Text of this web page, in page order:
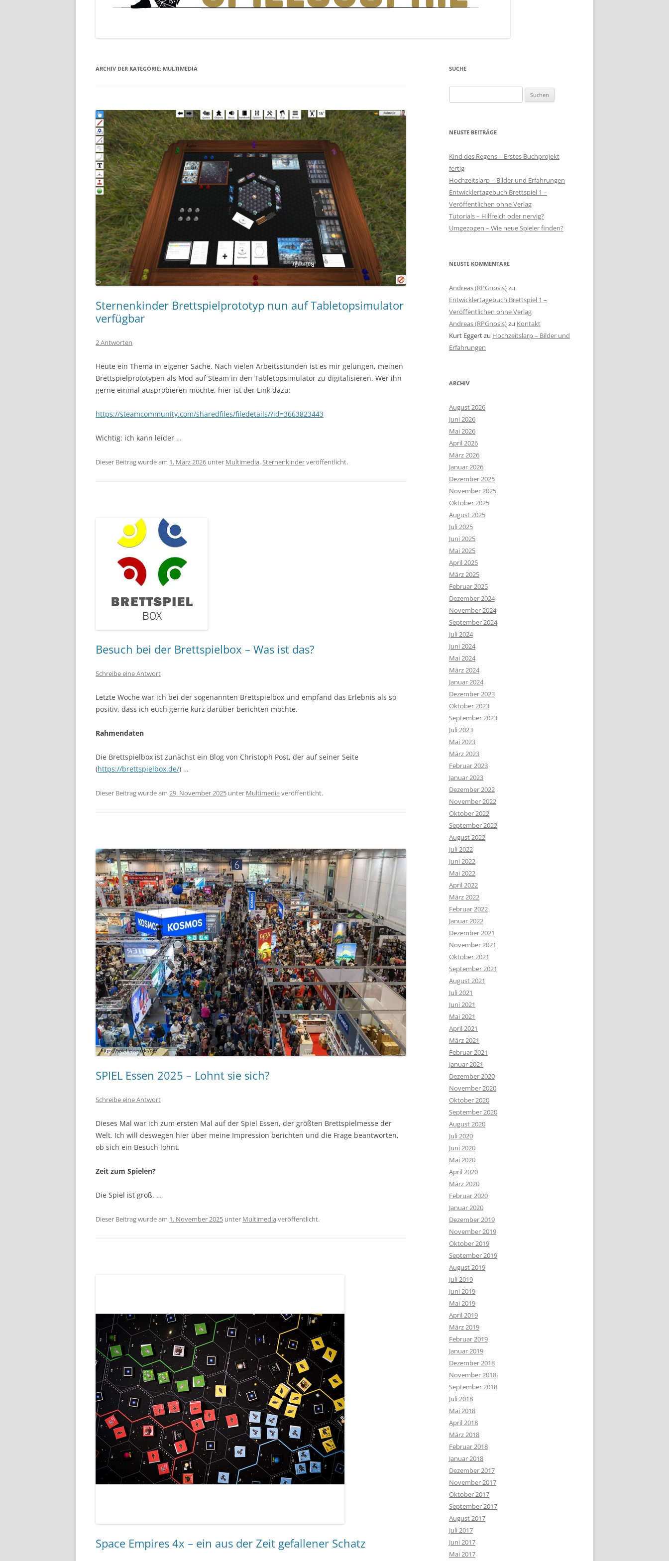
ARCHIV DER KATEGORIE: MULTIMEDIA
Sternenkinder Brettspielprototyp nun auf Tabletopsimulator
verfügbar
2 Antworten
Heute ein Thema in eigener Sache. Nach vielen Arbeitsstunden ist es mir gelungen, meinen
Brettspielprototypen als Mod auf Steam in den Tabletopsimulator zu digitalisieren. Wer ihn
gerne einmal ausprobieren möchte, hier ist der Link dazu:
https://steamcommunity.com/sharedfiles/filedetails/?id=3663823443
Wichtig: ich kann leider …
Dieser Beitrag wurde am 1. März 2026 unter Multimedia,Sternenkinderveröffentlicht.
Besuch bei der Brettspielbox – Was ist das?
Schreibe eine Antwort
Letzte Woche war ich bei der sogenannten Brettspielbox und empfand das Erlebnis als so
positiv, dass ich euch gerne kurz darüber berichten möchte.
Rahmendaten
Die Brettspielbox ist zunächst ein Blog von Christoph Post, der auf seiner Seite
(https://brettspielbox.de/) …
Dieser Beitrag wurde am 29. November 2025 unter Multimedia veröffentlicht.
SPIEL Essen 2025 – Lohnt sie sich?
Schreibe eine Antwort
Dieses Mal war ich zum ersten Mal auf der Spiel Essen, der größten Brettspielmesse der
Welt. Ich will deswegen hier über meine Impression berichten und die Frage beantworten,
ob sich ein Besuch lohnt.
Zeit zum Spielen?
Die Spiel ist groß. …
Dieser Beitrag wurde am 1. November 2025 unter Multimedia veröffentlicht.
Space Empires 4x – ein aus der Zeit gefallener Schatz
SUCHE
nach:
NEUSTE BEITRÄGE
Kind des Regens – Erstes Buchprojekt
fertig
Hochzeitslarp – Bilder und Erfahrungen
Entwicklertagebuch Brettspiel 1 –
Veröffentlichen ohne Verlag
Tutorials – Hilfreich oder nervig?
Umgezogen – Wie neue Spieler finden?
NEUSTE KOMMENTARE
Andreas (RPGnosis)zu
Entwicklertagebuch Brettspiel 1 –
Veröffentlichen ohne Verlag
Andreas (RPGnosis)zu Kontakt
Kurt Eggertzu Hochzeitslarp – Bilder und
Erfahrungen
ARCHIV
August 2026
Juni 2026
Mai 2026
April 2026
März 2026
Januar 2026
Dezember 2025
November 2025
Oktober 2025
August 2025
Juli 2025
Juni 2025
Mai 2025
April 2025
März 2025
Februar 2025
Dezember 2024
November 2024
September 2024
Juli 2024
Juni 2024
Mai 2024
März 2024
Januar 2024
Dezember 2023
Oktober 2023
September 2023
Juli 2023
Mai 2023
März 2023
Februar 2023
Januar 2023
Dezember 2022
November 2022
Oktober 2022
September 2022
August 2022
Juli 2022
Juni 2022
Mai 2022
April 2022
März 2022
Februar 2022
Januar 2022
Dezember 2021
November 2021
Oktober 2021
September 2021
August 2021
Juli 2021
Juni 2021
Mai 2021
April 2021
März 2021
Februar 2021
Januar 2021
Dezember 2020
November 2020
Oktober 2020
September 2020
August 2020
Juli 2020
Juni 2020
Mai 2020
April 2020
März 2020
Februar 2020
Januar 2020
Dezember 2019
November 2019
Oktober 2019
September 2019
August 2019
Juli 2019
Juni 2019
Mai 2019
April 2019
März 2019
Februar 2019
Januar 2019
Dezember 2018
November 2018
September 2018
Juli 2018
Mai 2018
April 2018
März 2018
Februar 2018
Januar 2018
Dezember 2017
November 2017
Oktober 2017
September 2017
August 2017
Juli 2017
Juni 2017
Mai 2017